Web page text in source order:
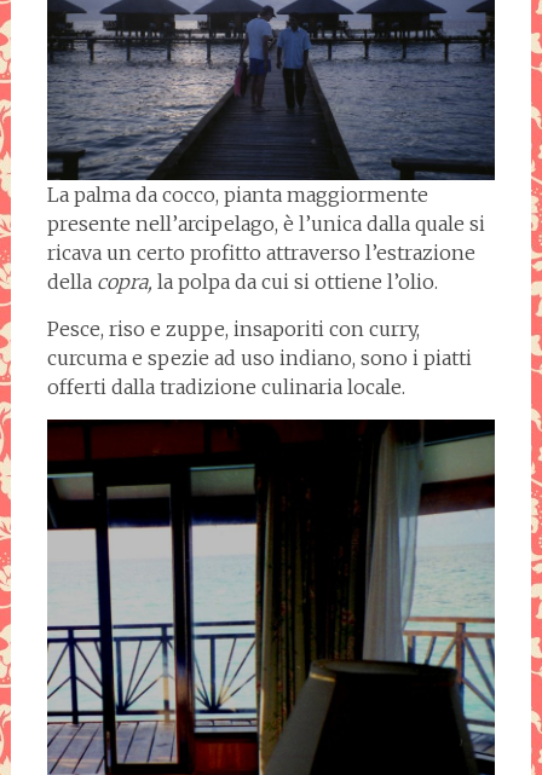
La palma da cocco, pianta maggiormente
presente nell’arcipelago, è l’unica dalla quale si
ricava un certo profitto attraverso l’estrazione
della copra, la polpa da cui si ottiene l’olio.
Pesce, riso e zuppe, insaporiti con curry,
curcuma e spezie ad uso indiano, sono i piatti
offerti dalla tradizione culinaria locale.